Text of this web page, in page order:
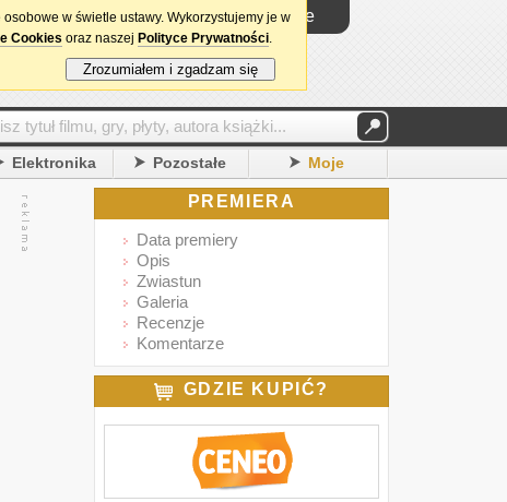
Logowanie
Elektronika Pozostałe Moje
PREMIERA
Data premiery
Opis
Zwiastun
Galeria
Recenzje
Komentarze
GDZIE KUPIĆ?
w świetle ustawy. Wykorzystujemy je w
Cookies oraz naszej Polityce Prywatności.
Zrozumiałem i zgadzam się